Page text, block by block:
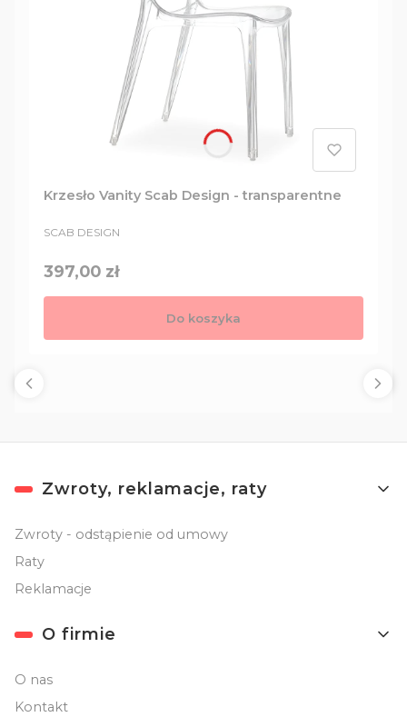
Krzesło Vanity Scab Design - transparentne
PRODUCENT
SCAB DESIGN
Cena
397,00 zł
Do koszyka
Linki w stopce
Zwroty, reklamacje, raty
Zwroty - odstąpienie od umowy
Raty
Reklamacje
O firmie
O nas
Kontakt